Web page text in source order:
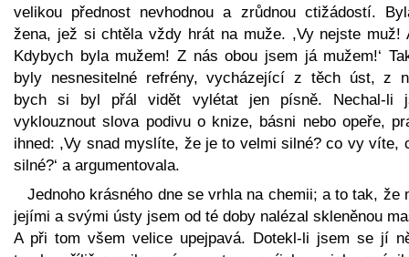
velikou přednost nevhodnou a zrůdnou ctižádostí.
žena, jež si chtěla vždy hrát na muže. ,Vy nejste muž!
Kdybych byla mužem! Z nás obou jsem já mužem!‘
byly nesnesitelné refrény, vycházející z těch úst, z
bych si byl přál vidět vylétat jen písně. Nechal-li
vyklouznout slova podivu o knize, básni nebo opeře,
ihned: ,Vy snad myslíte, že je to velmi silné? co vy víte,
silné?‘ a argumentovala.
Jednoho krásného dne se vrhla na chemii; a to tak, že
jejími a svými ústy jsem od té doby nalézal skleněnou
A při tom všem velice upejpavá. Dotekl-li jsem se jí